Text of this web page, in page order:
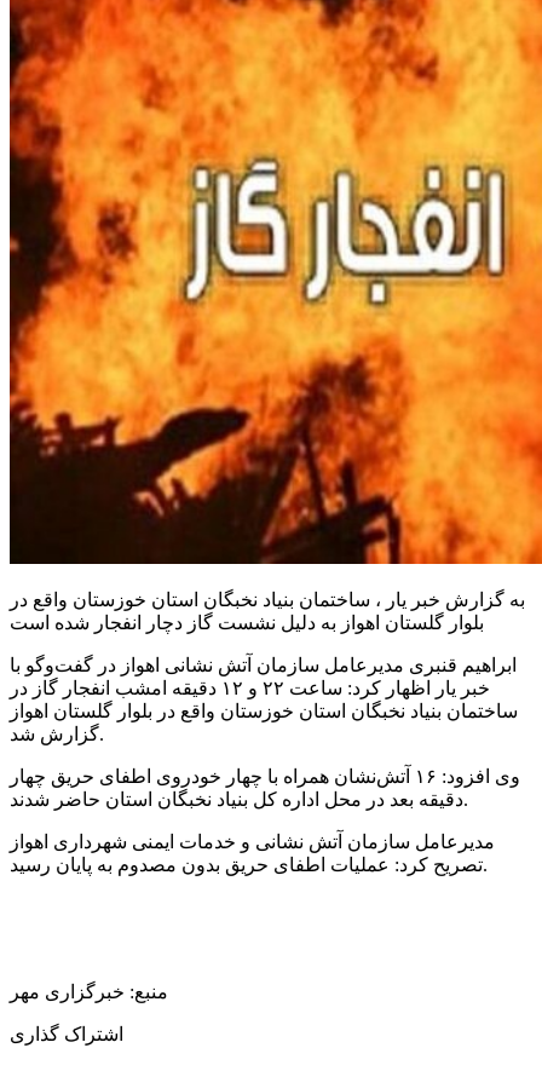
به گزارش خبر یار ، ساختمان بنیاد نخبگان استان خوزستان واقع در
بلوار گلستان اهواز به دلیل نشست گاز دچار انفجار شده است
ابراهیم قنبری مدیرعامل سازمان آتش نشانی اهواز در گفت‌وگو با
خبر یار اظهار کرد: ساعت ۲۲ و ۱۲ دقیقه امشب انفجار گاز در
ساختمان بنیاد نخبگان استان خوزستان واقع در بلوار گلستان اهواز
گزارش شد.
وی افزود: ۱۶ آتش‌نشان همراه با چهار خودروی اطفای حریق چهار
دقیقه بعد در محل اداره کل بنیاد نخبگان استان حاضر شدند.
مدیرعامل سازمان آتش نشانی و خدمات ایمنی شهرداری اهواز
تصریح کرد: عملیات اطفای حریق بدون مصدوم به پایان رسید.
منبع: خبرگزاری مهر
اشتراک گذاری